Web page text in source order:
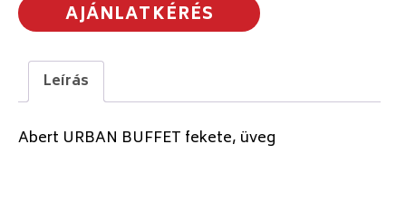
AJÁNLATKÉRÉS
Leírás
Abert URBAN BUFFET fekete, üveg